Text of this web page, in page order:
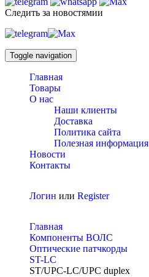
Следить за новостямии
Toggle navigation
Главная
Товары
О нас
Наши клиенты
Доставка
Политика сайта
Полезная информация
Новости
Контакты
Логин или Register
Главная
Компоненты ВОЛС
Оптические патчкорды
ST-LC
ST/UPC-LC/UPC duplex